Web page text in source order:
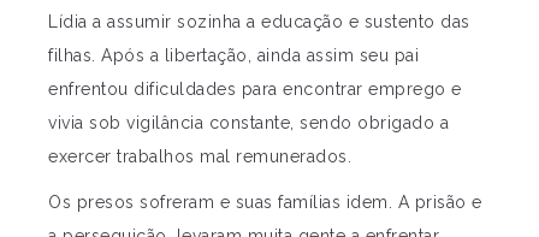
Lídia a assumir sozinha a educação e sustento das
filhas. Após a libertação, ainda assim seu pai
enfrentou dificuldades para encontrar emprego e
vivia sob vigilância constante, sendo obrigado a
exercer trabalhos mal remunerados.
Os presos sofreram e suas famílias idem. A prisão e